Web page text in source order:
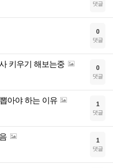
댓글
0
댓글
키우기 해보는중 0
댓글
아야 하는 이유 1
댓글
1
댓글